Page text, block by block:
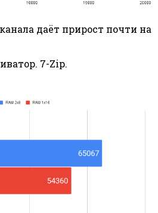
даёт прирост почти на
7-Zip.